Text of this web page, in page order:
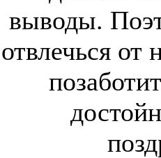
выводы.
отвлечься